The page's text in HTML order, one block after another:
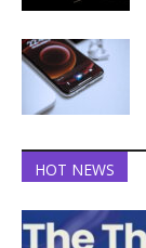
HOT NEWS